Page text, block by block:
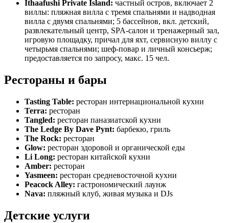
Ithaafushi Private Island: частный остров, включает 2
виллы: пляжная вилла с тремя спальнями и надводная
вилла с двумя спальнями; 5 бассейнов, вкл. детский,
развлекательный центр, SPA-салон и тренажерный зал,
игровую площадку, причал для яхт, сервисную виллу с
четырьмя спальнями; шеф-повар и личный консьерж;
предоставляется по запросу, макс. 15 чел.
Рестораны и бары
Tasting Table: ресторан интернациональной кухни
Terra: ресторан
Tangled: ресторан паназиатской кухни
The Ledge By Dave Pynt: барбекю, гриль
The Rock: ресторан
Glow: ресторан здоровой и органической еды
Li Long: ресторан китайской кухни
Amber: ресторан
Yasmeen: ресторан средневосточной кухни
Peacock Alley: гастрономический лаунж
Nava: пляжный клуб, живая музыка и DJs
Детские услуги